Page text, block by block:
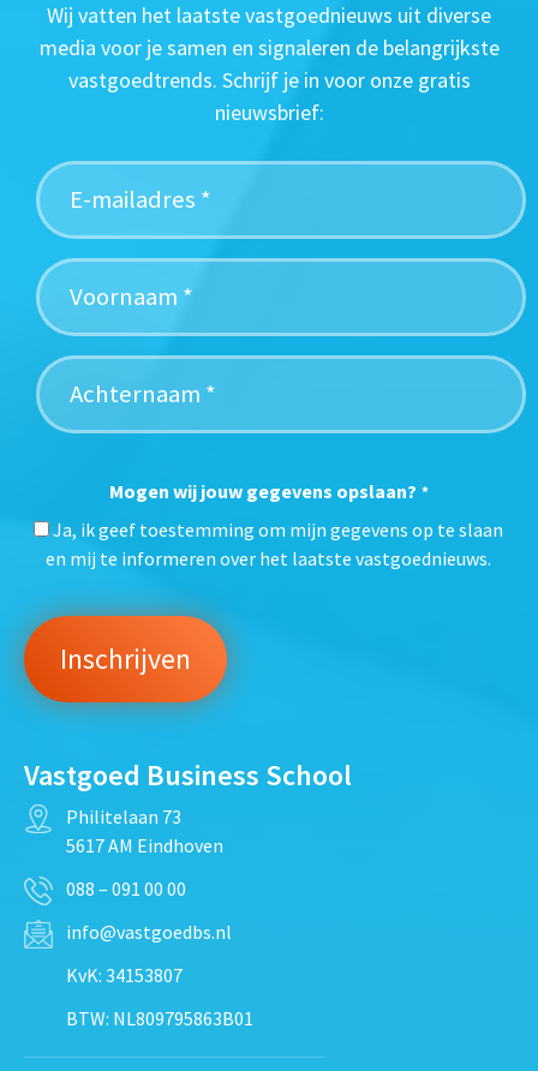
Wij vatten het laatste vastgoednieuws uit diverse
media voor je samen en signaleren de belangrijkste
vastgoedtrends. Schrijf je in voor onze gratis
nieuwsbrief:
Mogen wij jouw gegevens opslaan? *
Ja, ik geef toestemming om mijn gegevens op te slaan
en mij te informeren over het laatste vastgoednieuws.
Vastgoed Business School
Philitelaan 73
5617 AM Eindhoven
088 – 091 00 00
info@vastgoedbs.nl
KvK: 34153807
BTW: NL809795863B01